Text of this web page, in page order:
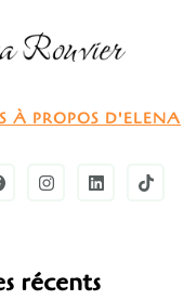
À PROPOS D'ELENA
récents